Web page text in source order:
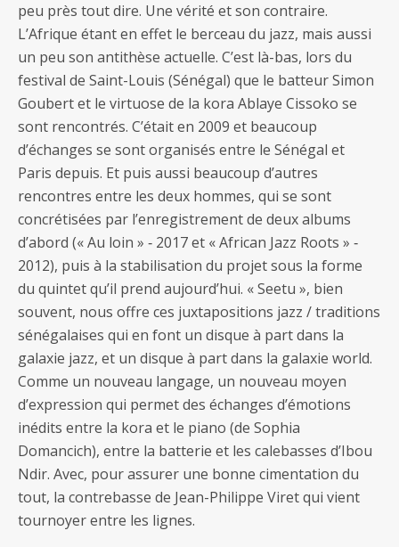
peu près tout dire. Une vérité et son contraire.
L’Afrique étant en effet le berceau du jazz, mais aussi
un peu son antithèse actuelle. C’est là-bas, lors du
festival de Saint-Louis (Sénégal) que le batteur Simon
Goubert et le virtuose de la kora Ablaye Cissoko se
sont rencontrés. C’était en 2009 et beaucoup
d’échanges se sont organisés entre le Sénégal et
Paris depuis. Et puis aussi beaucoup d’autres
rencontres entre les deux hommes, qui se sont
concrétisées par l’enregistrement de deux albums
d’abord (« Au loin » ‐ 2017 et « African Jazz Roots » ‐
2012), puis à la stabilisation du projet sous la forme
du quintet qu’il prend aujourd’hui. « Seetu », bien
souvent, nous offre ces juxtapositions jazz / traditions
sénégalaises qui en font un disque à part dans la
galaxie jazz, et un disque à part dans la galaxie world.
Comme un nouveau langage, un nouveau moyen
d’expression qui permet des échanges d’émotions
inédits entre la kora et le piano (de Sophia
Domancich), entre la batterie et les calebasses d’Ibou
Ndir. Avec, pour assurer une bonne cimentation du
tout, la contrebasse de Jean-Philippe Viret qui vient
tournoyer entre les lignes.